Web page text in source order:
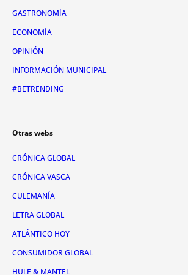
GASTRONOMÍA
ECONOMÍA
OPINIÓN
INFORMACIÓN MUNICIPAL
#BETRENDING
Otras webs
CRÓNICA GLOBAL
CRÓNICA VASCA
CULEMANÍA
LETRA GLOBAL
ATLÁNTICO HOY
CONSUMIDOR GLOBAL
HULE & MANTEL